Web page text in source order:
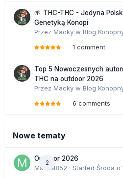
🌱 THC-THC - Jedyna
Genetyką Konopi
Przez Macky w Blog
1 comment
Top 5 Nowoczesnych
THC na outdoor 2026
Przez Macky w Blog
6 comments
Nowe tematy
2
Outdoor 2026
Marcel852 · Started Środa o